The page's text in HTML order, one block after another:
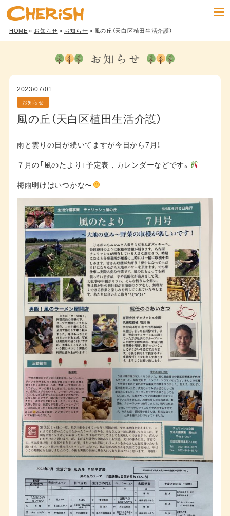
HOME» お知らせ» お知らせ» 風の丘（天白区植田生活介護）
2023/07/01
お知らせ
風の丘（天白区植田生活介護）
雨と雲りの日が続いてますが今日から7月！
７月の「風のたより」予定表，カレンダーなどです。
梅雨明けはいつかな〜